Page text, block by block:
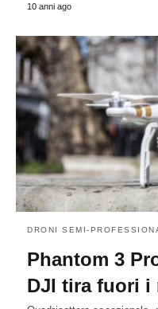
10 anni ago
DRONI SEMI-
Phantom 3
DJI tira fuori i